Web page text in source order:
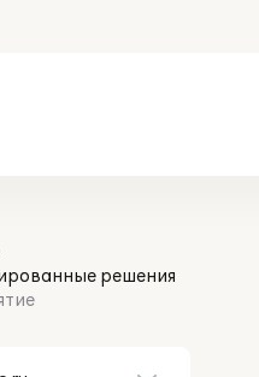
решения